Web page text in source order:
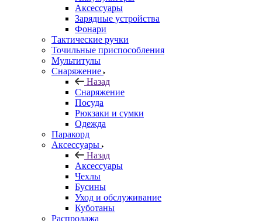
Аксессуары
Зарядные устройства
Фонари
Тактические ручки
Точильные приспособления
Мультитулы
Снаряжение
Назад
Снаряжение
Посуда
Рюкзаки и сумки
Одежда
Паракорд
Аксессуары
Назад
Аксессуары
Чехлы
Бусины
Уход и обслуживание
Куботаны
Распродажа